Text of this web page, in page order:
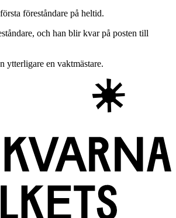
föreståndare på heltid.
och han blir kvar på posten till
ytterligare en vaktmästare.